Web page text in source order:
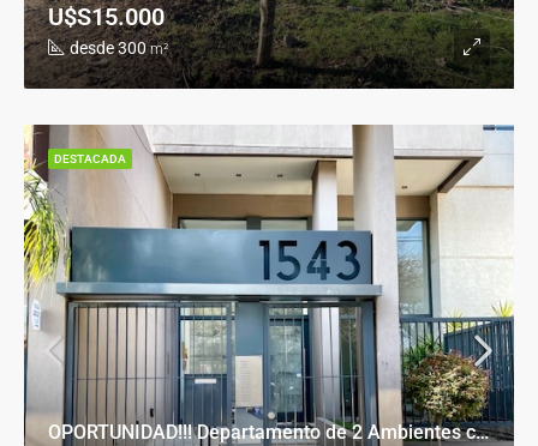
desde 300 m²
U$S15.000
OPORTUNIDAD!!! Departamento de 2 Ambientes con Cochera en Banfield Este
DESTACADA